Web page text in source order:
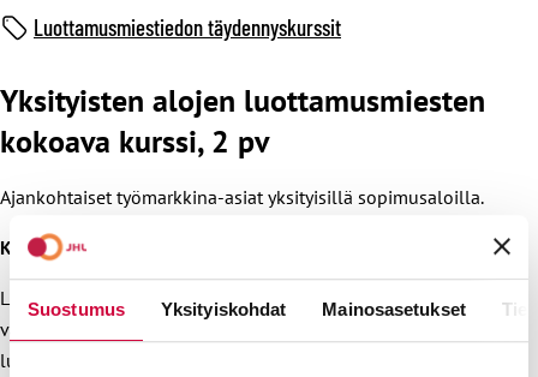
Suostumus Yksityiskohdat Mainosasetukset
Yksityisten alojen luottamusmiesten
kokoava kurssi, 2 pv
Ajankohtaiset työmarkkina-asiat yksityisillä sopimusaloilla.
Kohderyhmä
Luottamusmiehet, pääluottamusmiehet,
varaluottamusmiehet, varapääluottamusmiehet, divisioonan
luottamusmiehet, alueluottamusmiehet, yhdistyksen
Luottamusmiestiedon täydennyskurssit